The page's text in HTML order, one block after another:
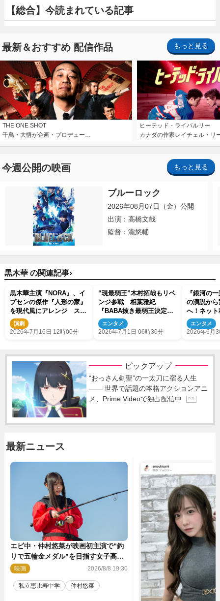
【総合】今読まれている記事
最新＆おすすめ 配信作品 もっと見る
THE ONE SHOT
千鳥・大悟が企画・プロデュー…
ヒーテッド・ライバルリー
カナダの作家レイチェル・リ
今週公開の映画 もっと見る
ブルーロック
2026年08月07日（金）公開
出演：高橋文哉
監督：瀧悠輔
黒木華 の関連記事›
黒木華主演『NORA』、イ
プセンの傑作『人形の家』
を現代風にアレンジ スマ
ホ駆使した演出が斬新！
演劇
2026年7月16日 12時00分
“現最弱王”木村拓哉もリベ
ンジ参戦 相葉雅紀
『BABA抜き最弱王決定
戦』、のん、坂本花織、モ
ナキ・おヨネら挑戦者一挙
エンタメ
2026年7月1日 06時30分
『銀河の
の演説か
へ！ネッ
の話ぶっ
密で骨太
エンタメ
2026年6月
ピックアップ
“おっさん剣聖”の一太刀に宿る人生
―― 世界で話題の本格アクションアニ
メ、Prime Videoで独占配信中
P R
最新ニュース
エビ中・仲村悠菜が映画初主演で“釣
りで五輪金メダル”を目指す女子高生
に！ 映画『つりこまち』今秋公開
映画 2026/8/8 19:30
私立恵比寿中学 仲村悠菜